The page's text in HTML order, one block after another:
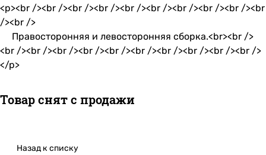
<p><br /><br /><br /><br /><br /><br /><br /><br /><br /><br
/><br />
Правосторонняя и левосторонняя сборка.<br><br />
<br /><br /><br /><br /><br /><br /><br /><br /><br /><br />
</p>
Товар снят с продажи
Назад к списку